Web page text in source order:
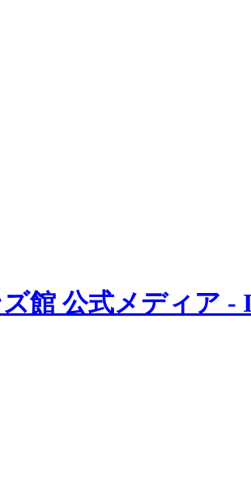
館 公式メディア -